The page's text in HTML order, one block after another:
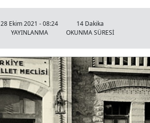
28 Ekim 2021 - 08:24
YAYINLANMA
14 Dakika
OKUNMA SÜRESİ